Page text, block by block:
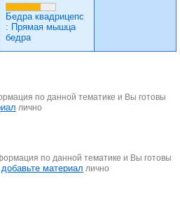
Бедра квадрицепс
: Прямая мышца
бедра
по данной тематике и Вы готовы
лично
по данной тематике и Вы готовы
добавьте материал лично